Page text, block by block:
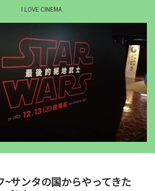
I LOVE CINEMA
~サンタの国からやってきた